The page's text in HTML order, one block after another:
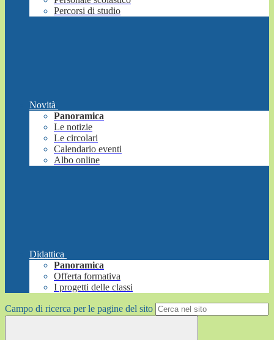
Percorsi di studio
Novità
Panoramica
Le notizie
Le circolari
Calendario eventi
Albo online
Didattica
Panoramica
Offerta formativa
I progetti delle classi
Campo di ricerca per le pagine del sito